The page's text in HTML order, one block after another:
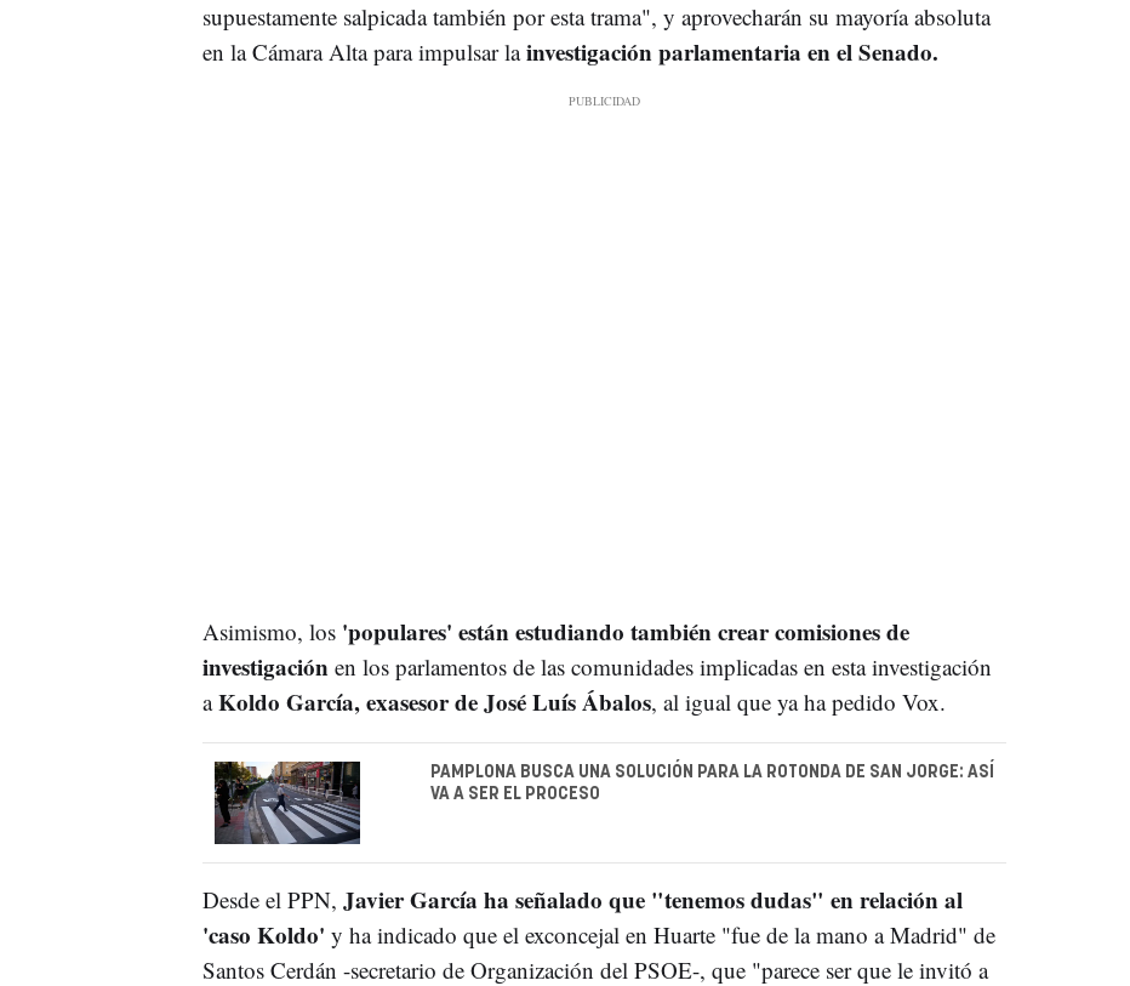
supuestamente salpicada también por esta trama", y aprovecharán su mayoría absoluta
en la Cámara Alta para impulsar lainvestigación parlamentaria en el Senado.
Asimismo, los'populares' están estudiando también crear comisiones de
investigaciónen los parlamentos de las comunidades implicadas en esta investigación
aKoldo García, exasesor de José Luís Ábalos, al igual que ya ha pedido Vox.
PAMPLONA BUSCA UNA SOLUCIÓN PARA LA ROTONDA DE SAN JORGE: ASÍ
VA A SER EL PROCESO
Desde el PPN, Javier García ha señalado que "tenemos dudas" en relación al
'caso Koldo' y ha indicado que el exconcejal en Huarte "fue de la mano a Madrid" de
Santos Cerdán -secretario de Organización del PSOE-, que "parece ser que le invitó a